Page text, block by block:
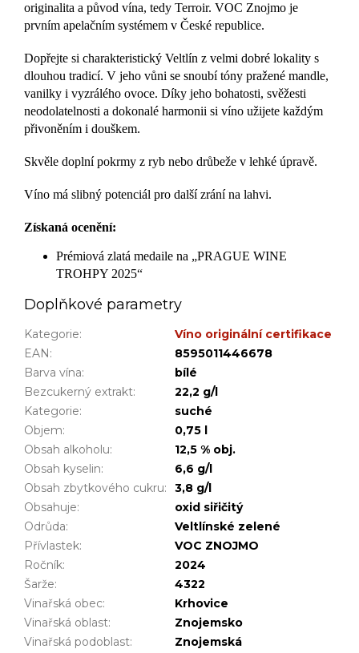
originalita a původ vína, tedy Terroir. VOC Znojmo je
prvním apelačním systémem v České republice.
Dopřejte si charakteristický Veltlín z velmi dobré lokality s
dlouhou tradicí. V jeho vůni se snoubí tóny pražené mandle,
vanilky i vyzrálého ovoce. Díky jeho bohatosti, svěžesti
neodolatelnosti a dokonalé harmonii si víno užijete každým
přivoněním i douškem.
Skvěle doplní pokrmy z ryb nebo drůbeže v lehké úpravě.
Víno má slibný potenciál pro další zrání na lahvi.
Získaná ocenění:
Prémiová zlatá medaile na „PRAGUE WINE
TROHPY 2025“
Doplňkové parametry
Kategorie:
Víno originální certifikace
EAN:
8595011446678
Barva vína:
bílé
Bezcukerný extrakt:
22,2 g/l
Kategorie:
suché
Objem:
0,75 l
Obsah alkoholu:
12,5 % obj.
Obsah kyselin:
6,6 g/l
Obsah zbytkového cukru:
3,8 g/l
Obsahuje:
oxid siřičitý
Odrůda:
Veltlínské zelené
Přívlastek:
VOC ZNOJMO
Ročník:
2024
Šarže:
4322
Vinařská obec:
Krhovice
Vinařská oblast:
Znojemsko
Vinařská podoblast:
Znojemská